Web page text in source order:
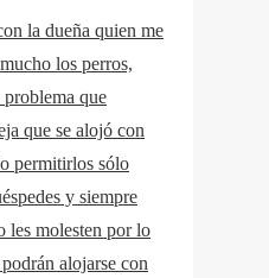
la dueña quien me
los perros,
que
que se alojó con
permitirlos sólo
y siempre
les molesten por lo
alojarse con